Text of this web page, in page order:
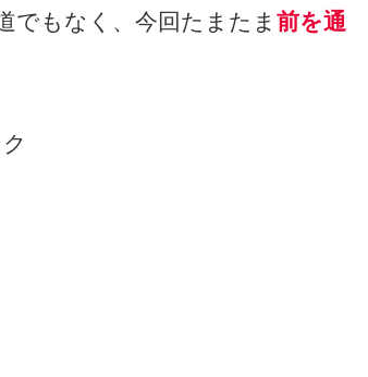
でもなく、今回たまたま 前を通